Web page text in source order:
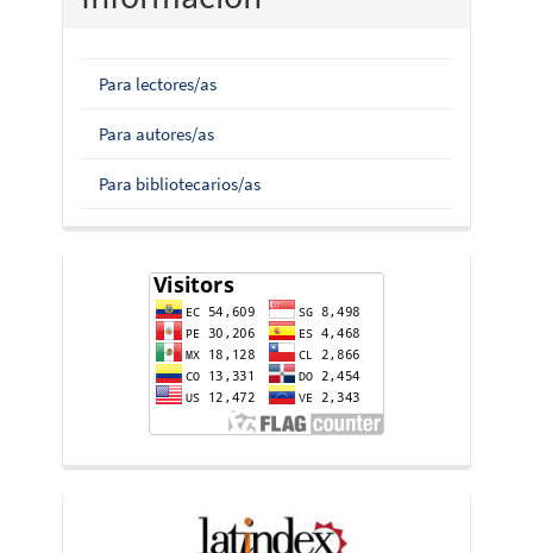
Para lectores/as
Para autores/as
Para bibliotecarios/as
counter